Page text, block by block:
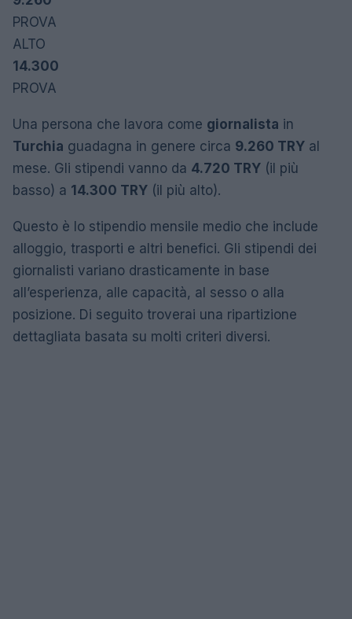
PROVA
ALTO
14.300
PROVA
Una persona che lavora come giornalista in
Turchia guadagna in genere circa 9.260 TRY al
mese. Gli stipendi vanno da 4.720 TRY (il più
basso) a 14.300 TRY (il più alto).
Questo è lo stipendio mensile medio che include
alloggio, trasporti e altri benefici. Gli stipendi dei
giornalisti variano drasticamente in base
all’esperienza, alle capacità, al sesso o alla
posizione. Di seguito troverai una ripartizione
dettagliata basata su molti criteri diversi.